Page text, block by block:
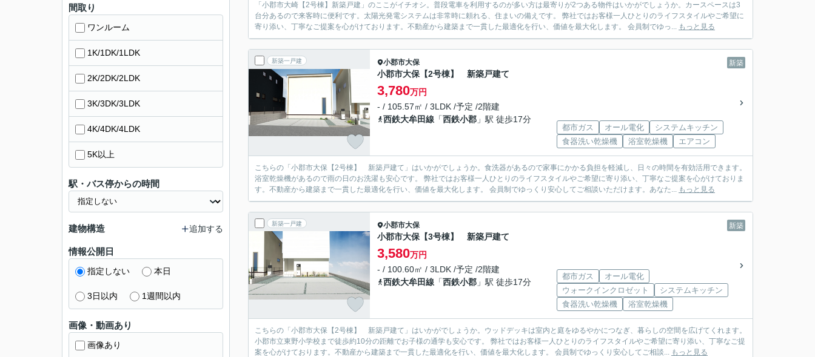
「小郡市大崎【2号棟】新築戸建」のここがイチオシ。普段電車を利用するのが多い方は最寄りが2つある物件はいかがでしょうか。カースペースは3
台分あるので来客時に便利です。太陽光発電システムは非常時に頼れる、住まいの備えです。 弊社ではお客様一人ひとりのライフスタイルやご希望に
寄り添い、丁寧なご提案を心がけております。不動産から建築まで一貫した最適化を行い、価値を最大化します。 会員制でゆっ... もっと見る
新築一戸建 新築
小郡市大保
小郡市大保【2号棟】 新築戸建て
3,780万円
- / 105.57㎡ / 3LDK /予定 /2階建
西鉄大牟田線 「西鉄小郡 」駅 徒歩17分
都市ガス オール電化
システムキッチン
食器洗い乾燥機
浴室乾燥機 エアコン
こちらの「小郡市大保【2号棟】 新築戸建て」はいかがでしょうか。食洗器があるので家事にかかる負担を軽減し、日々の時間を有効活用できます。
浴室乾燥機があるので雨の日のお洗濯も安心です。 弊社ではお客様一人ひとりのライフスタイルやご希望に寄り添い、丁寧なご提案を心がけておりま
す。不動産から建築まで一貫した最適化を行い、価値を最大化します。 会員制でゆっくり安心してご相談いただけます。あなた... もっと見る
新築一戸建 新築
小郡市大保
小郡市大保【3号棟】 新築戸建て
3,580万円
- / 100.60㎡ / 3LDK /予定 /2階建
西鉄大牟田線 「西鉄小郡 」駅 徒歩17分
都市ガス
オール電化
ウォークインクロゼット
システムキッチン
食器洗い乾燥機
浴室乾燥機
こちらの「小郡市大保【2号棟】 新築戸建て」はいかがでしょうか。ウッドデッキは室内と庭をゆるやかにつなぎ、暮らしの空間を広げてくれます。
小郡市立東野小学校まで徒歩約10分の距離でお子様の通学も安心です。 弊社ではお客様一人ひとりのライフスタイルやご希望に寄り添い、丁寧なご提
案を心がけております。不動産から建築まで一貫した最適化を行い、価値を最大化します。 会員制でゆっくり安心してご相談... もっと見る
間取り
ワンルーム
1K/1DK/1LDK
2K/2DK/2LDK
3K/3DK/3LDK
4K/4DK/4LDK
5K以上
駅・バス停からの時間
建物構造 追加する
情報公開日
指定しない 本日
3日以内 1週間以内
画像・動画あり
画像あり